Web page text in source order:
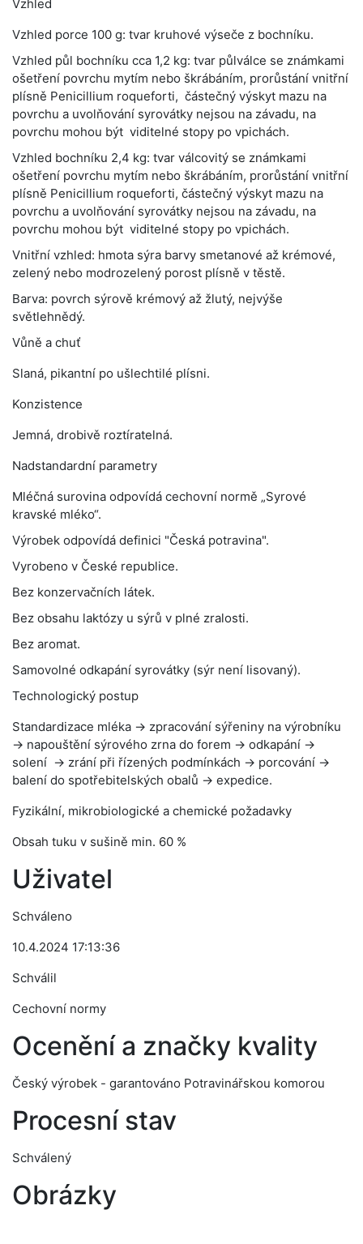
Vzhled
Vzhled porce 100 g: tvar kruhové výseče z bochníku.
Vzhled půl bochníku cca 1,2 kg: tvar půlválce se známkami
ošetření povrchu mytím nebo škrábáním, prorůstání vnitřní
plísně Penicillium roqueforti, částečný výskyt mazu na
povrchu a uvolňování syrovátky nejsou na závadu, na
povrchu mohou být viditelné stopy po vpichách.
Vzhled bochníku 2,4 kg: tvar válcovitý se známkami
ošetření povrchu mytím nebo škrábáním, prorůstání vnitřní
plísně Penicillium roqueforti, částečný výskyt mazu na
povrchu a uvolňování syrovátky nejsou na závadu, na
povrchu mohou být viditelné stopy po vpichách.
Vnitřní vzhled: hmota sýra barvy smetanové až krémové,
zelený nebo modrozelený porost plísně v těstě.
Barva: povrch sýrově krémový až žlutý, nejvýše
světlehnědý.
Vůně a chuť
Slaná, pikantní po ušlechtilé plísni.
Konzistence
Jemná, drobivě roztíratelná.
Nadstandardní parametry
Mléčná surovina odpovídá cechovní normě „Syrové
kravské mléko“.
Výrobek odpovídá definici "Česká potravina".
Vyrobeno v České republice.
Bez konzervačních látek.
Bez obsahu laktózy u sýrů v plné zralosti.
Bez aromat.
Samovolné odkapání syrovátky (sýr není lisovaný).
Technologický postup
Standardizace mléka → zpracování sýřeniny na výrobníku
→ napouštění sýrového zrna do forem → odkapání →
solení → zrání při řízených podmínkách → porcování →
balení do spotřebitelských obalů → expedice.
Fyzikální, mikrobiologické a chemické požadavky
Obsah tuku v sušině min. 60 %
Uživatel
Schváleno
10.4.2024 17:13:36
Schválil
Cechovní normy
Ocenění a značky kvality
Český výrobek - garantováno Potravinářskou komorou
Procesní stav
Schválený
Obrázky